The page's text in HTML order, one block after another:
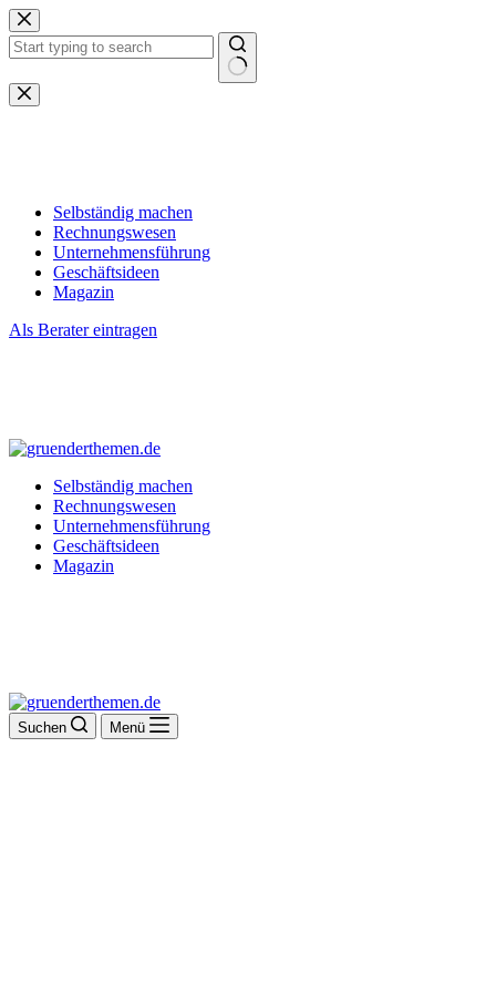
Zum
Inhalt
springen
Keine
Ergebnisse
Selbständig machen
Rechnungswesen
Unternehmensführung
Geschäftsideen
Magazin
Als Berater eintragen
Selbständig machen
Rechnungswesen
Unternehmensführung
Geschäftsideen
Magazin
Suchen Menü